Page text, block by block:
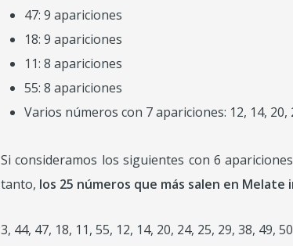
47: 9 apariciones
18: 9 apariciones
11: 8 apariciones
55: 8 apariciones
Varios números con 7 apariciones: 12, 14, 20,
Si consideramos los siguientes con 6
tanto, los 25 números que más salen en Melate
3, 44, 47, 18, 11, 55, 12, 14, 20, 24, 25, 29, 38, 49,